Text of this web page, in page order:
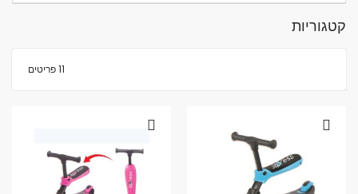
קטגוריות
11פריטים